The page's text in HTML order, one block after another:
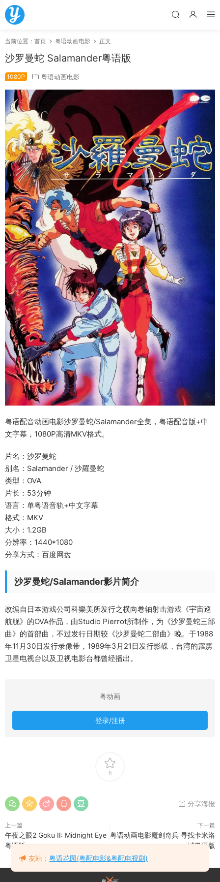
当前位置： 首页 粤语动画电影 正文
沙罗曼蛇 Salamander粤语版
1080P 粤语动画电影
粤语配音动画电影沙罗曼蛇/Salamander全集，粤语配音版+中
文字幕，1080P高清MKV格式。
片名：沙罗曼蛇
别名：Salamander / 沙羅曼蛇
类型：OVA
片长：53分钟
语言：单粤语音轨+中文字幕
格式：MKV
大小：1.2GB
分辨率：1440*1080
分享方式：百度网盘
沙罗曼蛇/Salamander影片简介
改编自日本游戏公司科樂美所发行之横向卷轴射击游戏《宇宙巡
航舰》的OVA作品，由Studio Pierrot所制作，为《沙罗曼蛇三部
曲》的首部曲，不过发行日期较《沙罗曼蛇二部曲》晚。于1988
年11月30日发行录像带，1989年3月21日发行影碟，台湾的霹雳
卫星电视台以及卫视电影台都曾经播出。
粤动画
登录/注册
6
分享海报
上一篇
午夜之眼2 Goku II: Midnight Eye
粤语版
下一篇
粤语动画电影魔剑奇兵 寻找卡米洛
城粤语版
友站：粤语花园(粤配电影&粤配电视剧)